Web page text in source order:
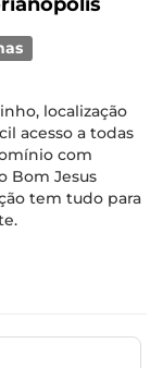
localização
acesso a todas
com
Bom Jesus
tem tudo para